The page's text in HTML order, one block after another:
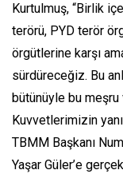
Kurtulmuş, “Birlik
terörü, PYD terör
örgütlerine karşı
sürdüreceğiz. Bu
bütünüyle bu
Kuvvetlerimizin
TBMM Başkanı
Yaşar Güler’e